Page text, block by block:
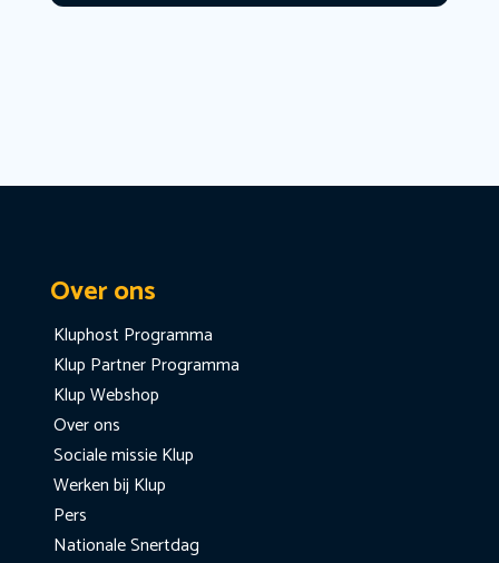
Over ons
Kluphost Programma
Klup Partner Programma
Klup Webshop
Over ons
Sociale missie Klup
Werken bij Klup
Pers
Nationale Snertdag